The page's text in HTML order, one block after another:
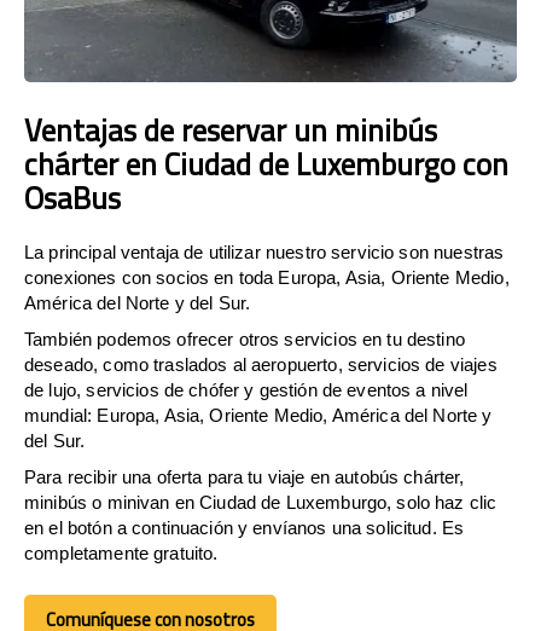
Ventajas de reservar un minibús
chárter en Ciudad de Luxemburgo con
OsaBus
La principal ventaja de utilizar nuestro servicio son nuestras
conexiones con socios en toda Europa, Asia, Oriente Medio,
América del Norte y del Sur.
También podemos ofrecer otros servicios en tu destino
deseado, como traslados al aeropuerto, servicios de viajes
de lujo, servicios de chófer y gestión de eventos a nivel
mundial: Europa, Asia, Oriente Medio, América del Norte y
del Sur.
Para recibir una oferta para tu viaje en autobús chárter,
minibús o minivan en Ciudad de Luxemburgo, solo haz clic
en el botón a continuación y envíanos una solicitud. Es
completamente gratuito.
Comuníquese con nosotros